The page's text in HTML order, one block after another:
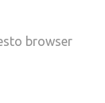
browser